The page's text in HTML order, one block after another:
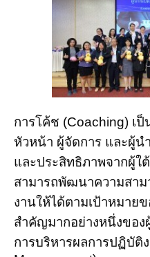
การโค้ช (Coaching) เ
หัวหน้า ผู้จัดการ และผู้
และประสิทธิภาพจากผู้ใ
สามารถพัฒนาความสา
งานให้ได้ตามเป้าหมาย
สำคัญมากอย่างหนึ่งขอ
การบริหารผลการปฏิบัติ